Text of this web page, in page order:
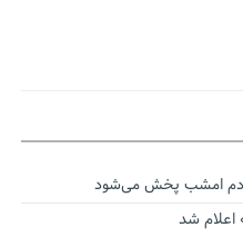
امشب پخش می‌شود
اعلام شد